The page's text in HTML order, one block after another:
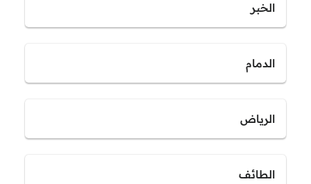
الخبر
الدمام
الرياض
الطائف